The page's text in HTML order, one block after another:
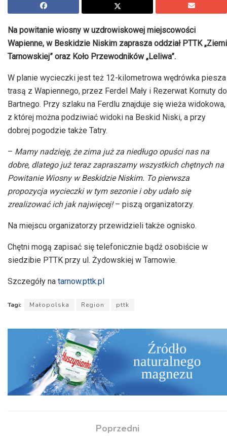
Na powitanie wiosny w uzdrowiskowej miejscowości
Wapienne, w Beskidzie Niskim zaprasza oddział PTTK „Ziemi
Tarnowskiej” oraz Koło Przewodników „Leliwa”.
W planie wycieczki jest też 12-kilometrowa wędrówka piesza
trasą z Wapiennego, przez Ferdel Mały i Rezerwat Kornuty do
Bartnego. Przy szlaku na Ferdlu znajduje się wieża widokowa,
z której można podziwiać widoki na Beskid Niski, a przy
dobrej pogodzie także Tatry.
– Mamy nadzieję, że zima już za niedługo opuści nas na
dobre, dlatego już teraz zapraszamy wszystkich chętnych na
Powitanie Wiosny w Beskidzie Niskim. To pierwsza
propozycja wycieczki w tym sezonie i oby udało się
zrealizować ich jak najwięcej!– piszą organizatorzy.
Na miejscu organizatorzy przewidzieli także ognisko.
Chętni mogą zapisać się telefonicznie bądź osobiście w
siedzibie PTTK przy ul. Żydowskiej w Tarnowie.
Szczegóły na tarnow.pttk.pl
Tagi: Małopolska Region pttk
Poprzedni